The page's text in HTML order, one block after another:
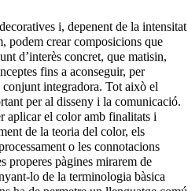
i, depenent de la intensitat
podem crear composicions que
d’interès concret, que matisin,
fins a aconseguir, per
integradora. Tot això el
per al disseny i la comunicació.
aplicar el color amb finalitats i
de la teoria del color, els
o les connotacions
properes pàgines mirarem de
lo de la terminologia bàsica